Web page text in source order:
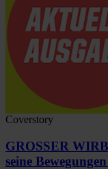
Coverstory
GROSSER
seine